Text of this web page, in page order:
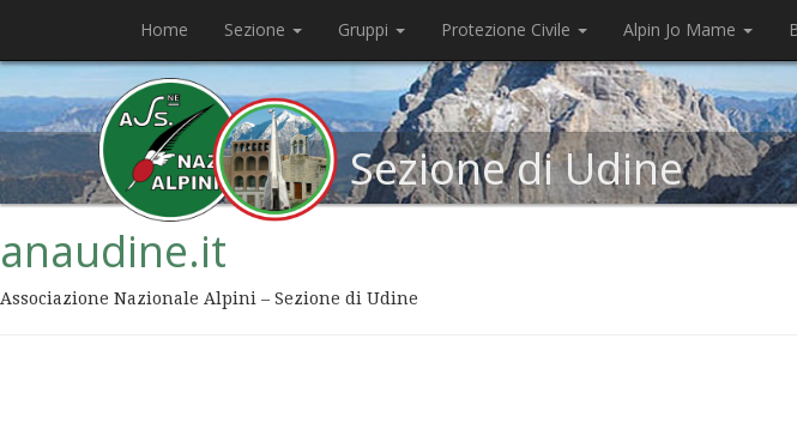
Home Sezione Gruppi Protezione Civile Alpin Jo Mame
Sezione di Udine
anaudine.it
Associazione Nazionale Alpini – Sezione di Udine